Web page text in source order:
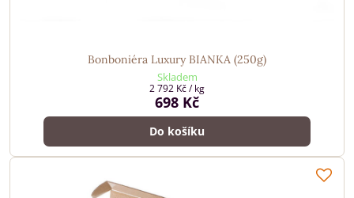
Bonboniéra Luxury BIANKA (250g)
Skladem
698 Kč
2 792 Kč/ kg
Do košíku